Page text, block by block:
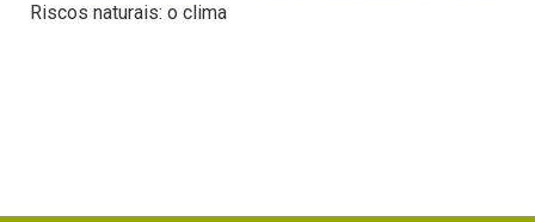
Riscos naturais: o clima